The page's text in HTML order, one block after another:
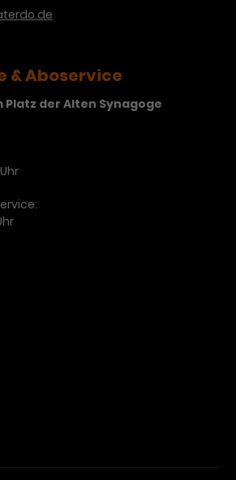
& Aboservice
der Alten Synagoge